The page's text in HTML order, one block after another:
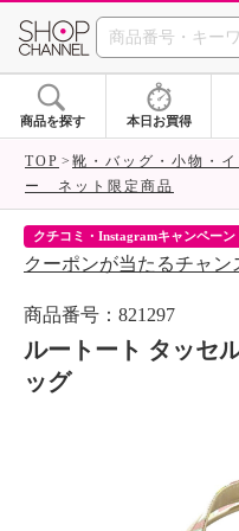
商品を探す 本日お買得
TOP 靴・バッグ・小物・イ
ー ネット限定商品
クチコミ・Instagramキャンペーン
クーポンが当たるチャン
商品番号：821297
ルートート タッセ
ッグ